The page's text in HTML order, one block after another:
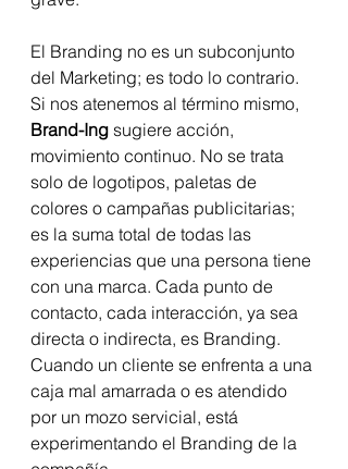
El Branding no es un subconjunto
del Marketing; es todo lo contrario.
Si nos atenemos al término mismo,
Brand-Ing sugiere acción,
movimiento continuo. No se trata
solo de logotipos, paletas de
colores o campañas publicitarias;
es la suma total de todas las
experiencias que una persona tiene
con una marca. Cada punto de
contacto, cada interacción, ya sea
directa o indirecta, es Branding.
Cuando un cliente se enfrenta a una
caja mal amarrada o es atendido
por un mozo servicial, está
experimentando el Branding de la